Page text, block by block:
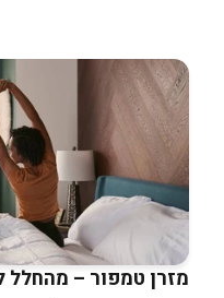
Products
מזרן טמפור – מהחלל